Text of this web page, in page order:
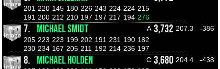
201 220 145 180 226 243 224 224 215
191 200 212 210 197 197 217 194 276
7. MICHAEL SMIDT A 3,732 207.3
-386
205 223 223 199 202 191 231 190 182
230 234 167 205 211 192 214 236 197
8. MICHAEL HOLDEN C 3,680 204.4
-438